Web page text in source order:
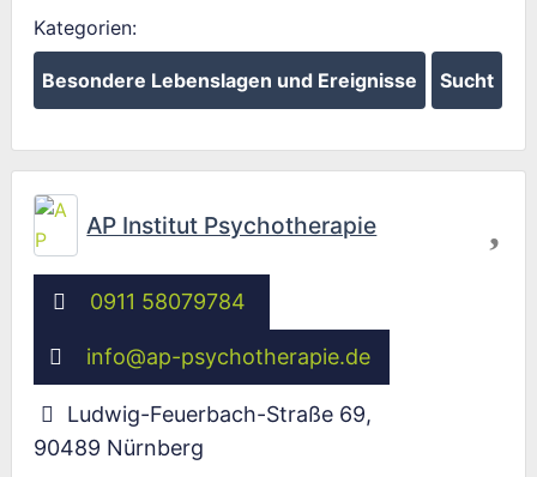
Kategorien:
Besondere Lebenslagen und Ereignisse Sucht
AP Institut Psychotherapie
0911 58079784
info@ap-psychotherapie.de
Ludwig-Feuerbach-Straße 69,
90489 Nürnberg